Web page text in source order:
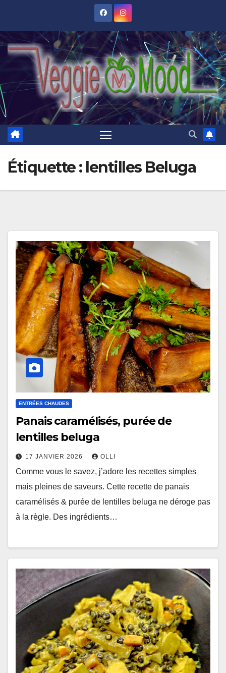
content
Étiquette : lentilles Beluga
ENTRÉES CHAUDES
Panais caramélisés, purée de
lentilles beluga
17 JANVIER 2026 OLLI
Comme vous le savez, j’adore les recettes simples
mais pleines de saveurs. Cette recette de panais
caramélisés & purée de lentilles beluga ne déroge pas
à la règle. Des ingrédients…